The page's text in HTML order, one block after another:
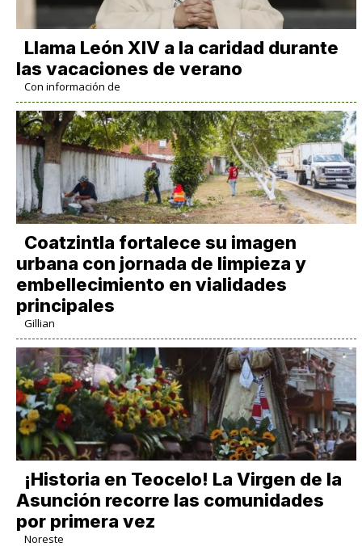
Llama León XIV a la caridad durante
las vacaciones de verano
Con información de
Coatzintla fortalece su imagen
urbana con jornada de limpieza y
embellecimiento en vialidades
principales
Gillian
​¡Historia en Teocelo! La Virgen de la
Asunción recorre las comunidades
por primera vez
Noreste